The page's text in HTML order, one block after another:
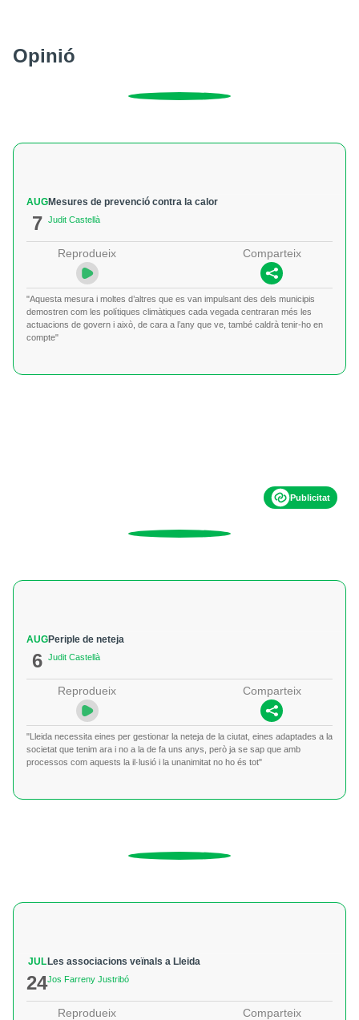
Opinió
AUG
7
Mesures de prevenció contra la calor
Judit Castellà
Reprodueix Comparteix
"Aquesta mesura i moltes d’altres que es van impulsant des dels municipis
demostren com les polítiques climàtiques cada vegada centraran més les
actuacions de govern i això, de cara a l’any que ve, també caldrà tenir-ho en
compte"
Publicitat
AUG
6
Periple de neteja
Judit Castellà
Reprodueix Comparteix
"Lleida necessita eines per gestionar la neteja de la ciutat, eines adaptades a la
societat que tenim ara i no a la de fa uns anys, però ja se sap que amb
processos com aquests la il·lusió i la unanimitat no ho és tot"
JUL
24
Les associacions veïnals a Lleida
Jos Farreny Justribó
Reprodueix Comparteix